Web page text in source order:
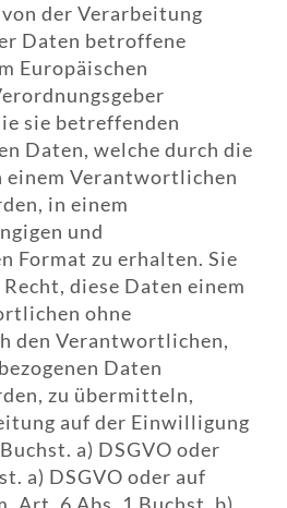
der Verarbeitung
Daten betroffene
Europäischen
sie betreffenden
Daten, welche durch die
einem Verantwortlichen
in einem
und
Format zu erhalten. Sie
diese Daten einem
ohne
den Verantwortlichen,
Daten
zu übermitteln,
auf der Einwilligung
a) DSGVO oder
a) DSGVO oder auf